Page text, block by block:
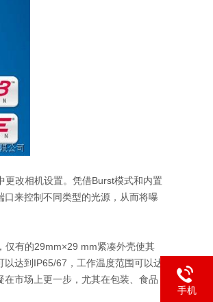
改相机设置。凭借Burst模式和内置
来控制不同类型的光源，从而将曝
仅有的29mm×29 mm紧凑外壳使其
达到IP65/67，工作温度范围可以达
市场上更一步，尤其在包装、食品
手机